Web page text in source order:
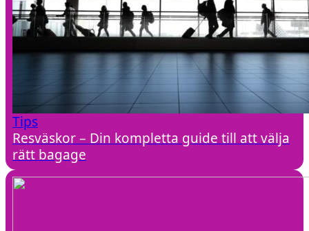
Tips
Resväskor – Din kompletta guide till att välja
rätt bagage